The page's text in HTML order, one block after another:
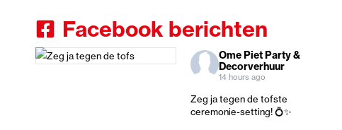
Facebook berichten
Ome Piet Party &
Decorverhuur
14 hours ago
Zeg ja tegen de tofste
ceremonie-setting! 💍✨